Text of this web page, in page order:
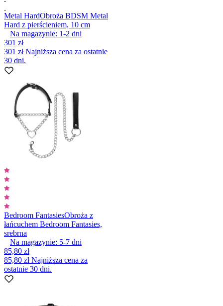
Metal HardObroża BDSM Metal
Hard z pierścieniem, 10 cm
Na magazynie: 1-2 dni
301 zł
301 złNajniższa cena za ostatnie
30 dni.
Bedroom FantasiesObroża z
łańcuchem Bedroom Fantasies,
srebrna
Na magazynie: 5-7 dni
85,80 zł
85,80 złNajniższa cena za
ostatnie 30 dni.